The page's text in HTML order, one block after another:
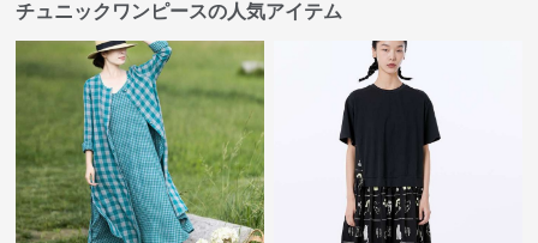
チュニックワンピースの人気アイテム